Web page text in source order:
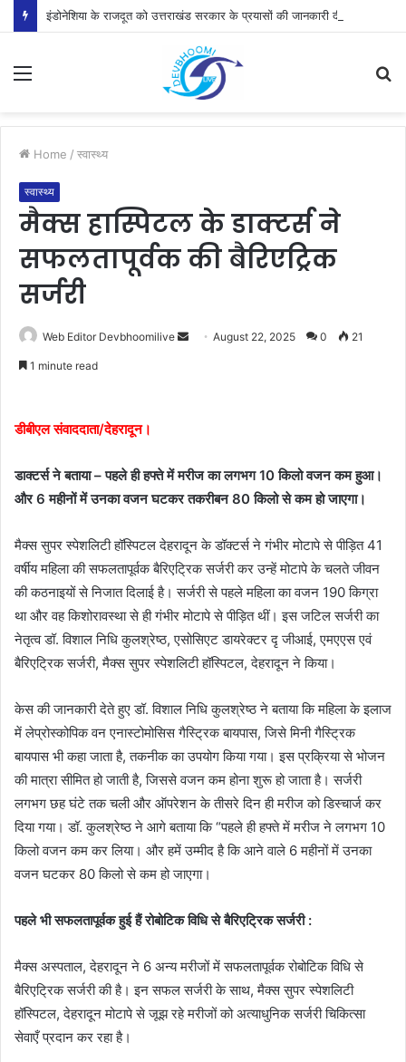
इंडोनेशिया के राजदूत को उत्तराखंड सरकार के प्रयासों की जानकारी दी
Menu
Home / स्वास्थ्य
स्वास्थ्य
मैक्स हास्पिटल के डाक्टर्स ने
सफलतापूर्वक की बैरिएट्रिक
सर्जरी
Web Editor Devbhoomilive
SendAugust 22, 2025 0 21
1 minute read
डीबीएल संवाददाता/देहरादून।
डाक्टर्स ने बताया – पहले ही हफ्ते में मरीज का लगभग 10 किलो वजन कम हुआ।
और 6 महीनों में उनका वजन घटकर तकरीबन 80 किलो से कम हो जाएगा।
मैक्स सुपर स्पेशलिटी हॉस्पिटल देहरादून के डॉक्टर्स ने गंभीर मोटापे से पीड़ित 41
वर्षीय महिला की सफलतापूर्वक बैरिएट्रिक सर्जरी कर उन्हें मोटापे के चलते जीवन
की कठनाइयों से निजात दिलाई है। सर्जरी से पहले महिला का वजन 190 किग्रा
था और वह किशोरावस्था से ही गंभीर मोटापे से पीड़ित थीं। इस जटिल सर्जरी का
नेतृत्व डॉ. विशाल निधि कुलश्रेष्ठ, एसोसिएट डायरेक्टर दृ जीआई, एमएएस एवं
बैरिएट्रिक सर्जरी, मैक्स सुपर स्पेशलिटी हॉस्पिटल, देहरादून ने किया।
केस की जानकारी देते हुए डॉ. विशाल निधि कुलश्रेष्ठ ने बताया कि महिला के इलाज
में लेप्रोस्कोपिक वन एनास्टोमोसिस गैस्ट्रिक बायपास, जिसे मिनी गैस्ट्रिक
बायपास भी कहा जाता है, तकनीक का उपयोग किया गया। इस प्रक्रिया से भोजन
की मात्रा सीमित हो जाती है, जिससे वजन कम होना शुरू हो जाता है। सर्जरी
लगभग छह घंटे तक चली और ऑपरेशन के तीसरे दिन ही मरीज को डिस्चार्ज कर
दिया गया। डॉ. कुलश्रेष्ठ ने आगे बताया कि “पहले ही हफ्ते में मरीज ने लगभग 10
किलो वजन कम कर लिया। और हमें उम्मीद है कि आने वाले 6 महीनों में उनका
वजन घटकर 80 किलो से कम हो जाएगा।
पहले भी सफलतापूर्वक हुई हैं रोबोटिक विधि से बैरिएट्रिक सर्जरी :
मैक्स अस्पताल, देहरादून ने 6 अन्य मरीजों में सफलतापूर्वक रोबोटिक विधि से
बैरिएट्रिक सर्जरी की है। इन सफल सर्जरी के साथ, मैक्स सुपर स्पेशलिटी
हॉस्पिटल, देहरादून मोटापे से जूझ रहे मरीजों को अत्याधुनिक सर्जरी चिकित्सा
सेवाएँ प्रदान कर रहा है।